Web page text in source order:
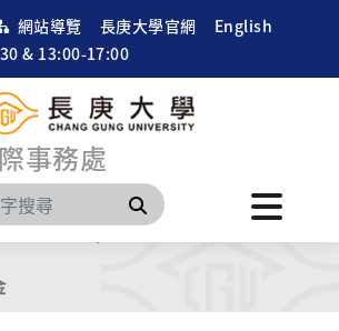
網站導覽 長庚大學官網
English
& 13:00-17:00
事務處
搜尋
學生出國
出國補助說明